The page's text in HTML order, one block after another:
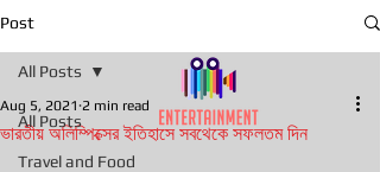
Post
All Posts
Travel and Food
All Posts
ভারতীয় অলিম্পিক্সের ইতিহাসে সবথেকে সফলতম দিন
Aug 5, 2021 2 min read